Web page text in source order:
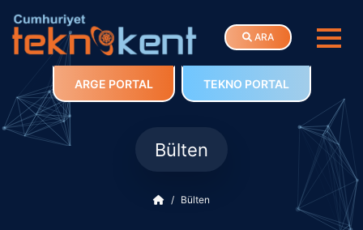
ARA
ARGE PORTAL TEKNO PORTAL
Bülten
Bülten